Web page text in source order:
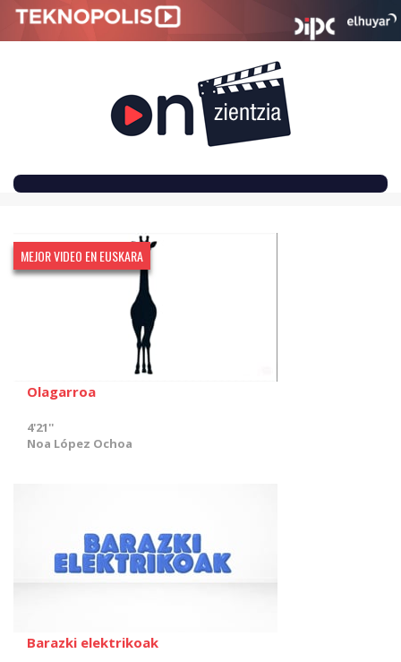
CONTENT
MEJOR VIDEO EN EUSKARA
Olagarroa
4'21''
Noa López Ochoa
Barazki elektrikoak